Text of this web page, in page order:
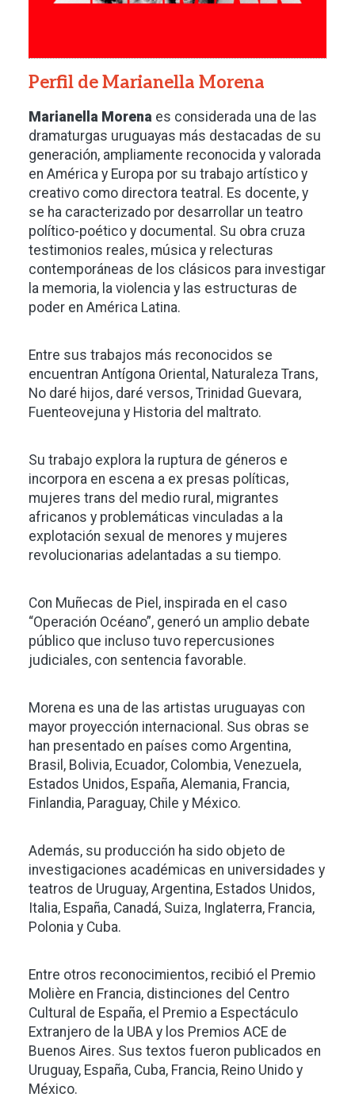
Perfil de Marianella Morena
Marianella Morena es considerada una de las
dramaturgas uruguayas más destacadas de su
generación, ampliamente reconocida y valorada
en América y Europa por su trabajo artístico y
creativo como directora teatral. Es docente, y
se ha caracterizado por desarrollar un teatro
político-poético y documental. Su obra cruza
testimonios reales, música y relecturas
contemporáneas de los clásicos para investigar
la memoria, la violencia y las estructuras de
poder en América Latina.
Entre sus trabajos más reconocidos se
encuentran Antígona Oriental, Naturaleza Trans,
No daré hijos, daré versos, Trinidad Guevara,
Fuenteovejuna y Historia del maltrato.
Su trabajo explora la ruptura de géneros e
incorpora en escena a ex presas políticas,
mujeres trans del medio rural, migrantes
africanos y problemáticas vinculadas a la
explotación sexual de menores y mujeres
revolucionarias adelantadas a su tiempo.
Con Muñecas de Piel, inspirada en el caso
“Operación Océano”, generó un amplio debate
público que incluso tuvo repercusiones
judiciales, con sentencia favorable.
Morena es una de las artistas uruguayas con
mayor proyección internacional. Sus obras se
han presentado en países como Argentina,
Brasil, Bolivia, Ecuador, Colombia, Venezuela,
Estados Unidos, España, Alemania, Francia,
Finlandia, Paraguay, Chile y México.
Además, su producción ha sido objeto de
investigaciones académicas en universidades y
teatros de Uruguay, Argentina, Estados Unidos,
Italia, España, Canadá, Suiza, Inglaterra, Francia,
Polonia y Cuba.
Entre otros reconocimientos, recibió el Premio
Molière en Francia, distinciones del Centro
Cultural de España, el Premio a Espectáculo
Extranjero de la UBA y los Premios ACE de
Buenos Aires. Sus textos fueron publicados en
Uruguay, España, Cuba, Francia, Reino Unido y
México.